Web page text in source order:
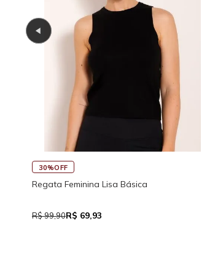
45%OFF
Saia Curta Reta com Cós
R$ 69,00R$ 37,95